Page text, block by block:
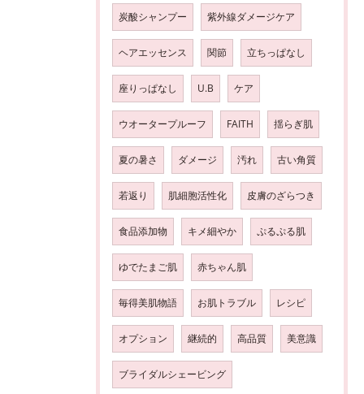
炭酸シャンプー 紫外線ダメージケア
ヘアエッセンス 関節 立ちっぱなし
座りっぱなし U.B ケア
ウオータープルーフ FAITH 揺らぎ肌
夏の暑さ ダメージ 汚れ 古い角質
若返り 肌細胞活性化 皮膚のざらつき
食品添加物 キメ細やか ぷるぷる肌
ゆでたまご肌 赤ちゃん肌
毎得美肌物語 お肌トラブル レシピ
オプション 継続的 高品質 美意識
ブライダルシェービング